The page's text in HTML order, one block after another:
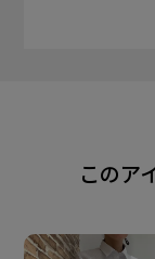
レギュラー衿
このア